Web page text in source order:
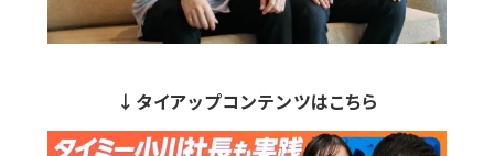
↓タイアップコンテンツはこちら